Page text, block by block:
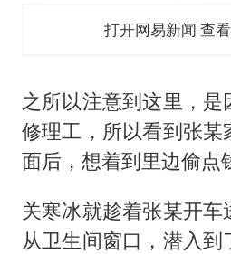
打开网易新闻 查
之所以注意到这里，
修理工，所以看到张某
面后，想着到里边偷点
关寒冰就趁着张某开
从卫生间窗口，潜入